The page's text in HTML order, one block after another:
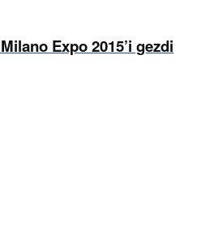
Expo 2015’i gezdi